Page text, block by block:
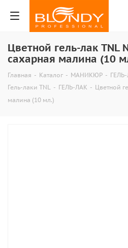
Цветной гель-лак TNL
сахарная малина (10
Главная - Каталог - МАНИКЮР -
Гель-лаки TNL - ГЕЛЬ-ЛАК - Цветной
малина (10 мл.)